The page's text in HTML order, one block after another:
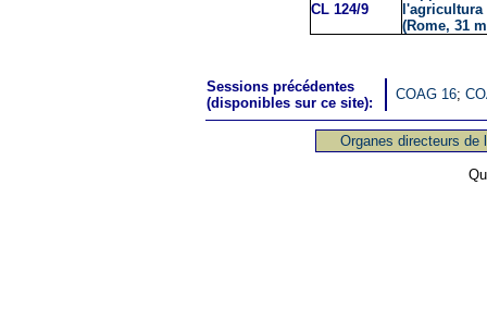
CL 124/9
l'agricultura
(Rome, 31
Sessions précédentes
(disponibles sur ce site):
COAG 16;
Organes directeurs de